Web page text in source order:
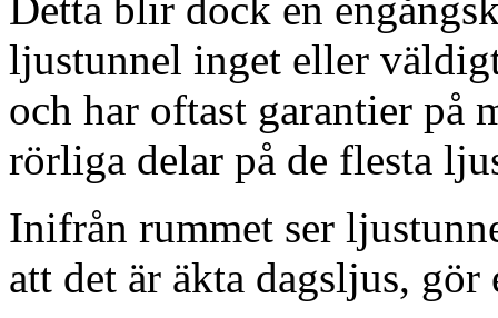
Detta blir dock en
ljustunnel inget eller
och har oftast garantier på
rörliga delar på de flesta
Inifrån rummet ser
att det är äkta dagsljus,